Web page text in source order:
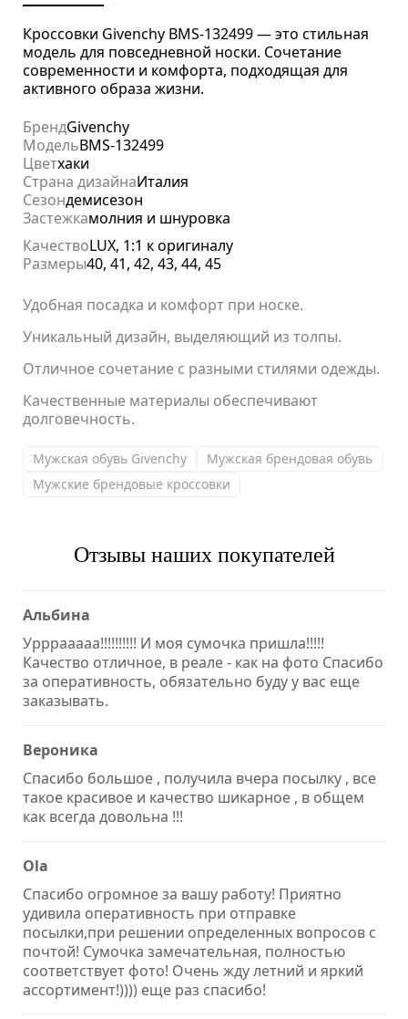
Кроссовки Givenchy BMS-132499 — это стильная
модель для повседневной носки. Сочетание
современности и комфорта, подходящая для
активного образа жизни.
БрендGivenchy
МодельBMS-132499
Цветхаки
Страна дизайнаИталия
Сезондемисезон
Застежкамолния и шнуровка
КачествоLUX, 1:1 к оригиналу
Размеры40, 41, 42, 43, 44, 45
Удобная посадка и комфорт при носке.
Уникальный дизайн, выделяющий из толпы.
Отличное сочетание с разными стилями одежды.
Качественные материалы обеспечивают
долговечность.
Мужская обувь Givenchy
Мужская брендовая обувь
Мужские брендовые кроссовки
Отзывы наших покупателей
Альбина
Урррааааа!!!!!!!!!! И моя сумочка пришла!!!!!
Качество отличное, в реале - как на фото Спасибо
за оперативность, обязательно буду у вас еще
заказывать.
Вероника
Спасибо большое , получила вчера посылку , все
такое красивое и качество шикарное , в общем
как всегда довольна !!!
Ola
Спасибо огромное за вашу работу! Приятно
удивила оперативность при отправке
посылки,при решении определенных вопросов с
почтой! Сумочка замечательная, полностью
соответствует фото! Очень жду летний и яркий
ассортимент!)))) еще раз спасибо!